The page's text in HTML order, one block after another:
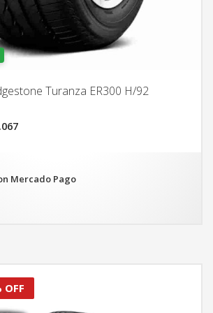
Turanza ER300 H/92
El
$223.067.
Mercado Pago